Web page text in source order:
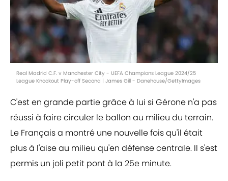
Real Madrid C.F. v Manchester City - UEFA Champions League 2024/25
League Knockout Play-off Second | James Gill - Danehouse/GettyImages
C'est en grande partie grâce à lui si Gérone n'a pas
réussi à faire circuler le ballon au milieu du terrain.
Le Français a montré une nouvelle fois qu'il était
plus à l'aise au milieu qu'en défense centrale. Il s'est
permis un joli petit pont à la 25e minute.